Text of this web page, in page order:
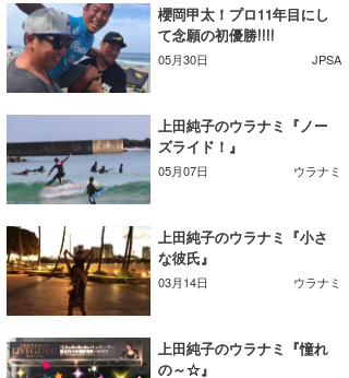
櫻岡甲太！プロ11年目にし
て念願の初優勝!!!!
05月30日 JPSA
上田純子のウラナミ『ノー
ズライド！』
05月07日 ウラナミ
上田純子のウラナミ『小さ
な彼氏』
03月14日 ウラナミ
上田純子のウラナミ『憧れ
の～☆』
千葉南
大阪
沖縄
VOTE!
サーファーズ
ライター/寄稿メディア
Core Surf Japan